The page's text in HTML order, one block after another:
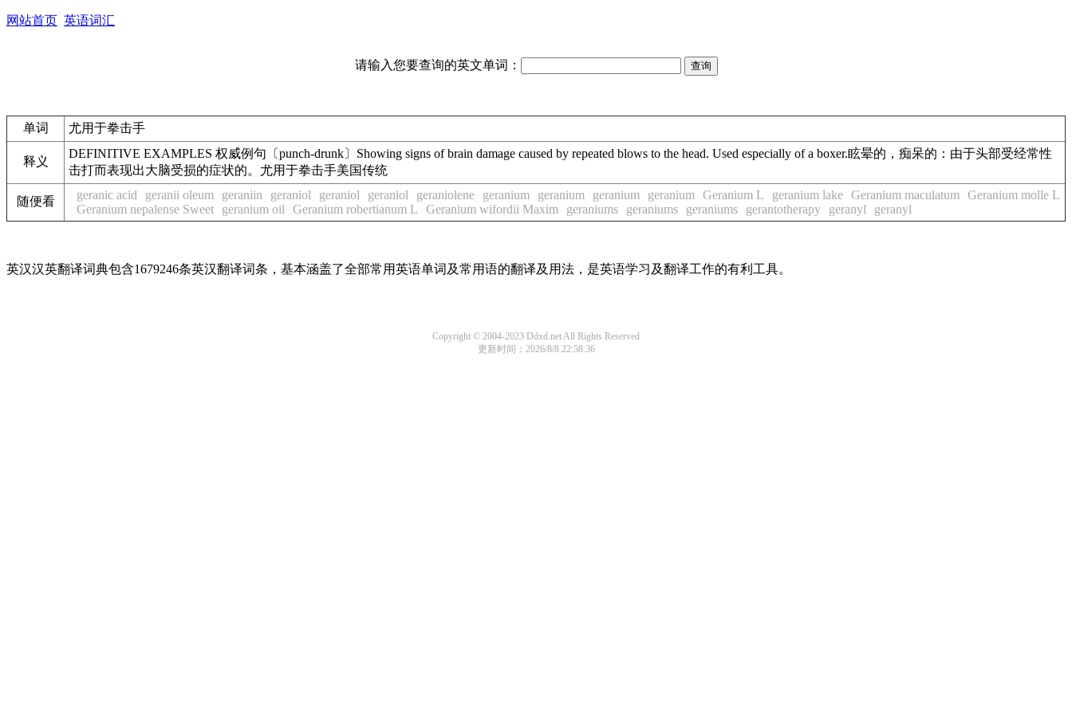
网站首页 英语词汇
请输入您要查询的英文单词：
单词 尤用于拳击手
释义
DEFINITIVE EXAMPLES 权威例句〔punch-drunk〕Showing signs of brain damage caused by repeated blows to the head. Used especially of a boxer.眩晕的，痴呆的：由于头部受经常性
击打而表现出大脑受损的症状的。尤用于拳击手美国传统
随便看 geranic acid geranii oleum geraniin geraniol geraniol geraniol geraniolene geranium geranium geranium geranium Geranium L geranium lake Geranium maculatum
Geranium molle L
Geranium nepalense Sweet
geranium oil Geranium robertianum L Geranium wifordii Maxim geraniums geraniums geraniums gerantotherapy geranyl geranyl
英汉汉英翻译词典包含1679246条英汉翻译词条，基本涵盖了全部常用英语单词及常用语的翻译及用法，是英语学习及翻译工作的有利工具。
Copyright © 2004-2023 Ddxd.net All Rights Reserved
更新时间：2026/8/8 22:58:36